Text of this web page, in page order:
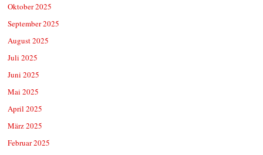
Oktober 2025
September 2025
August 2025
Juli 2025
Juni 2025
Mai 2025
April 2025
März 2025
Februar 2025